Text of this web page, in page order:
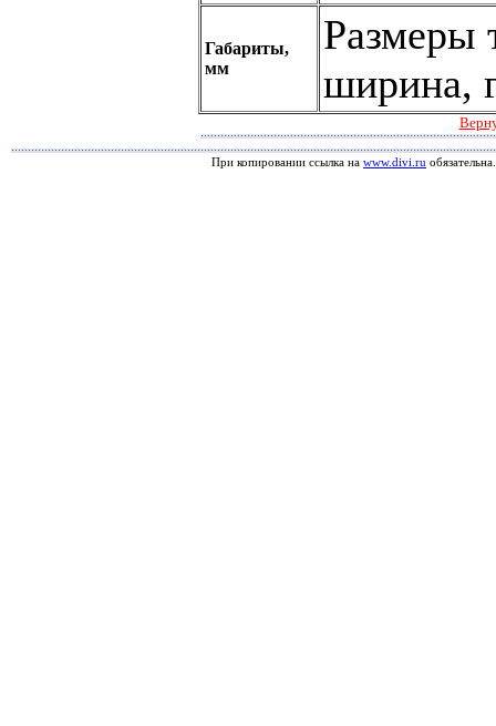
Габариты,
мм
Размеры
ширина,
При копировании ссылка на www.divi.ru